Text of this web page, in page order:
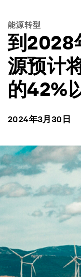
能源转型
到2028
源预计
的42%
2024年3月30日